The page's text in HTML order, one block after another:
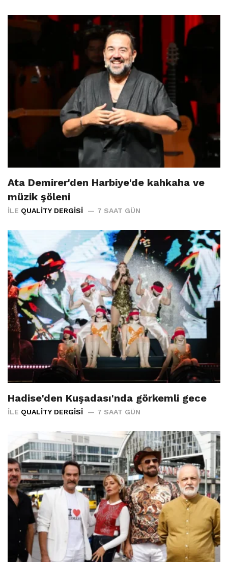
Ata Demirer'den Harbiye'de kahkaha ve
müzik şöleni
İLE QUALITY DERGISI 7 SAAT GÜN
Hadise'den Kuşadası'nda görkemli gece
İLE QUALITY DERGISI 7 SAAT GÜN